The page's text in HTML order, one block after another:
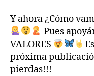
Y ahora ¿Cómo
Pues
VALORES
próxima
pierdas!!!